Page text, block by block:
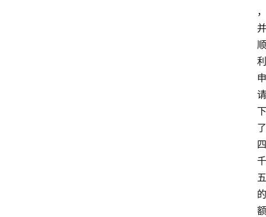
，
并
顺
利
申
请
下
了
四
千
五
的
额